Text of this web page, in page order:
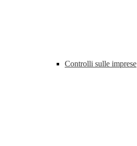
Controlli sulle imprese